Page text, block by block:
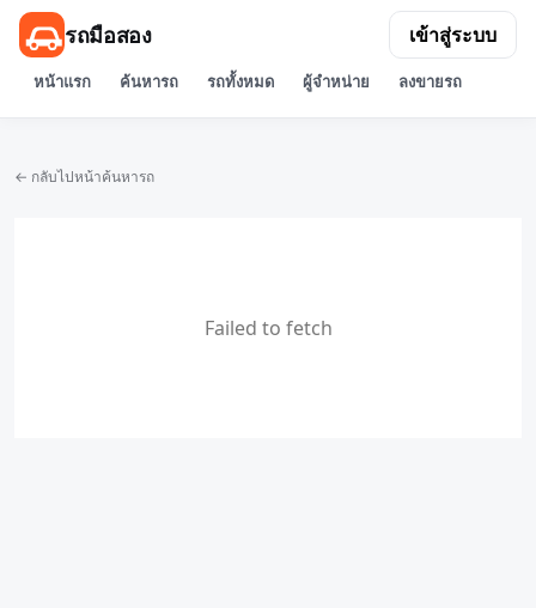
รถมือสอง
หน้าแรก ค้นหารถ รถทั้งหมด ผู้จำหน่าย ลงขายรถ
เข้าสู่ระบบ
← กลับไปหน้าค้นหารถ
Failed to fetch